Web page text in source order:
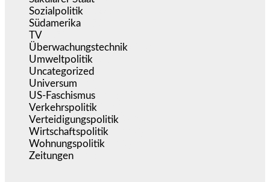
Sozialpolitik
Südamerika
TV
Überwachungstechnik
Umweltpolitik
Uncategorized
Universum
US-Faschismus
Verkehrspolitik
Verteidigungspolitik
Wirtschaftspolitik
Wohnungspolitik
Zeitungen